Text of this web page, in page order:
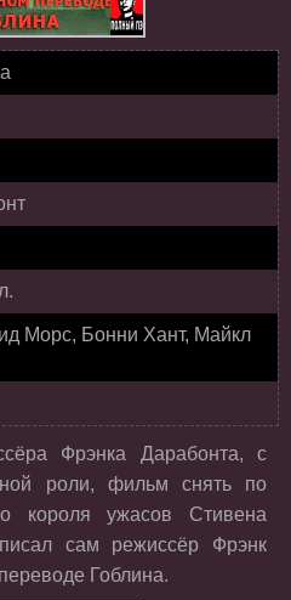
Морс, Бонни Хант, Майкл
Фрэнка Дарабонта, с
роли, фильм снять по
короля ужасов Стивена
сам режиссёр Фрэнк
Гоблина.